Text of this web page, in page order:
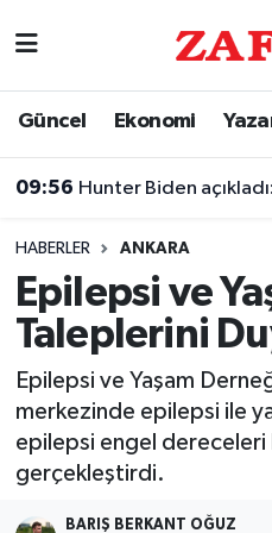
Güncel Ekonomi
09:56 Hunter Biden açıkladı: Joe
HABERLER ANKARA
Epilepsi ve
Taleplerini
Epilepsi ve Yaşam
merkezinde epilepsi ile
epilepsi engel dereceleri
gerçekleştirdi.
BARIŞ BERKANT OĞUZ
Nöbetçi Eczaneler
Trafik Durumu
Süper Lig Puan
Tüm Manşetler
Son Dakika Haberleri
Haber Arşivi